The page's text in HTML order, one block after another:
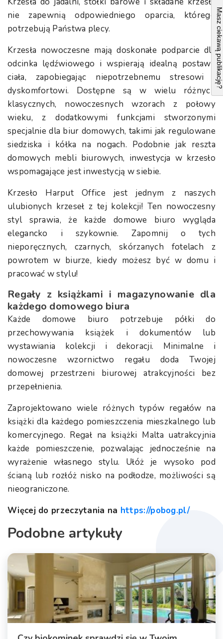
nie zapewnią odpowiedniego oparcia, którego
potrzebują Państwa plecy.
Krzesła nowoczesne mają doskonałe podparcie dla
odcinka lędźwiowego i wspierają idealną postawę
ciała, zapobiegając niepotrzebnemu stresowi i
dyskomfortowi. Dostępne są w wielu różnych
klasycznych, nowoczesnych wzorach z połowy
wieku, z dodatkowymi funkcjami stworzonymi
specjalnie dla biur domowych, takimi jak regulowane
siedziska i kółka na nogach. Podobnie jak reszta
domowych mebli biurowych, inwestycja w krzesło
wspomagające jest inwestycją w siebie.
Krzesło Harput Office jest jednym z naszych
ulubionych krzeseł z tej kolekcji! Ten nowoczesny
styl sprawia, że każde domowe biuro wygląda
elegancko i szykownie. Zapomnij o tych
nieporęcznych, czarnych, skórzanych fotelach z
powrotem w biurze, kiedy możesz być w domu i
pracować w stylu!
Regały z książkami i magazynowanie dla
każdego domowego biura
Każde domowe biuro potrzebuje półki do
przechowywania książek i dokumentów lub
wystawiania kolekcji i dekoracji. Minimalne i
nowoczesne wzornictwo regału doda Twojej
domowej przestrzeni biurowej atrakcyjności bez
przepełnienia.
Zaprojektowano wiele różnych typów regałów na
książki dla każdego pomieszczenia mieszkalnego lub
komercyjnego. Regał na książki Malta uatrakcyjnia
każde pomieszczenie, pozwalając jednocześnie na
wyrażenie własnego stylu. Ułóż je wysoko pod
ścianą lub rozłóż nisko na podłodze, możliwości są
nieograniczone.
Więcej do przeczytania na https://pobog.pl/
Podobne artykuły
Masz ciekawą publikację?